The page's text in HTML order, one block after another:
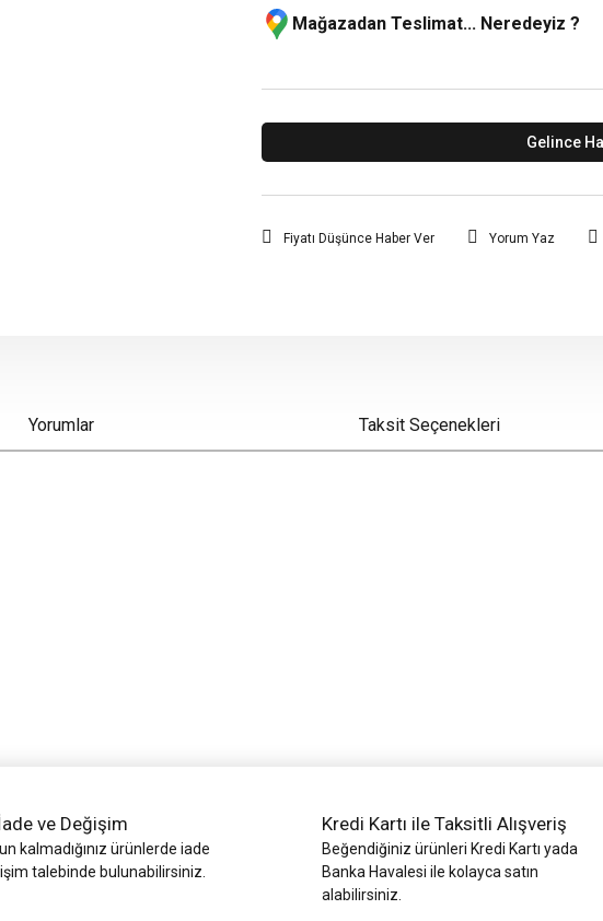
Mağazadan Teslimat... Neredeyiz ?
Gelince
Fiyatı Düşünce Haber Ver Yorum Yaz
Yorumlar Taksit Seçenekleri
ve Değişim
kalmadığınız ürünlerde iade
talebinde bulunabilirsiniz.
Kredi Kartı ile Taksitli Alışveriş
Beğendiğiniz ürünleri Kredi Kartı yada
Banka Havalesi ile kolayca satın
alabilirsiniz.